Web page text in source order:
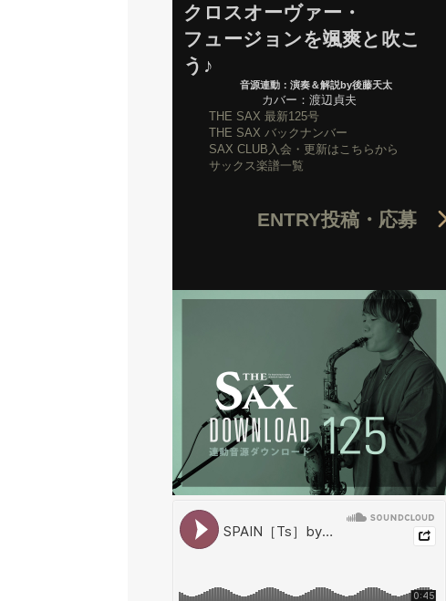
クロスオーヴァー・
フュージョンを颯爽と吹こ
う♪
音源連動：演奏＆解説by後藤天太
カバー：渡辺貞夫
THE SAX 最新125号
THE SAX バックナンバー
SAX CLUB入会・更新はこちらから
サックス楽譜一覧
ENTRY投稿・応募